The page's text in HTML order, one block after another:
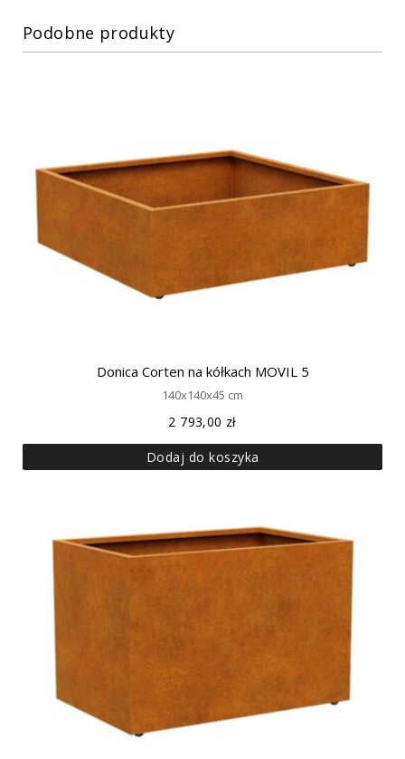
Podobne produkty
Donica Corten na kółkach MOVIL 5
140x140x45 cm
2 793,00 zł
Dodaj do koszyka